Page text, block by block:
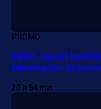
PROMO
MrBit: Isprati
takmičenja i
20 h 54 min